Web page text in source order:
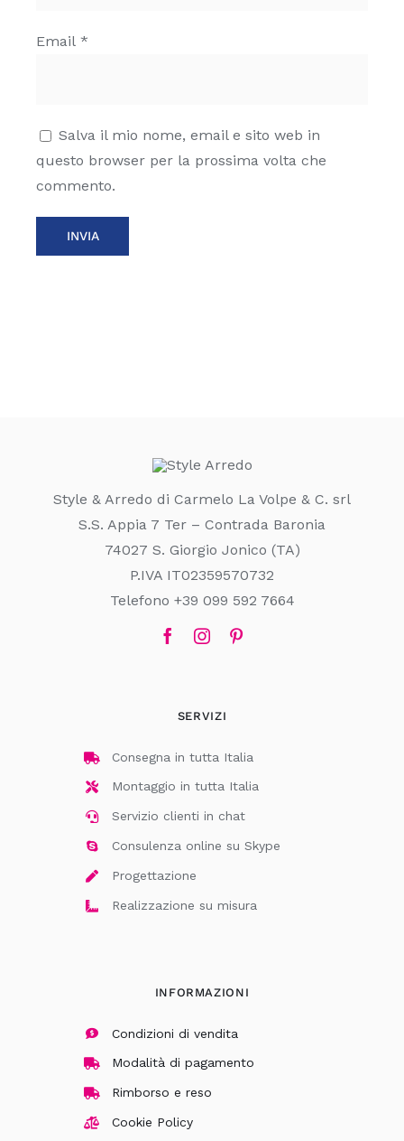
Email *
Salva il mio nome, email e sito web in
questo browser per la prossima volta che
commento.
Style & Arredo di Carmelo La Volpe & C. srl
S.S. Appia 7 Ter – Contrada Baronia
74027 S. Giorgio Jonico (TA)
P.IVA IT02359570732
Telefono +39 099 592 7664
SERVIZI
Consegna in tutta Italia
Montaggio in tutta Italia
Servizio clienti in chat
Consulenza online su Skype
Progettazione
Realizzazione su misura
INFORMAZIONI
Condizioni di vendita
Modalità di pagamento
Rimborso e reso
Cookie Policy